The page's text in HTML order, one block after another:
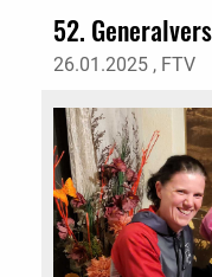
52.
26.01.2025 , FTV